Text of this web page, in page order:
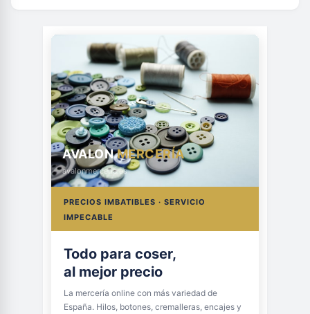
AVALONMERCERÍA
avalonmerceria.es
PRECIOS IMBATIBLES · SERVICIO
IMPECABLE
Todo para coser,
al mejor precio
La mercería online con más variedad de
España. Hilos, botones, cremalleras, encajes y